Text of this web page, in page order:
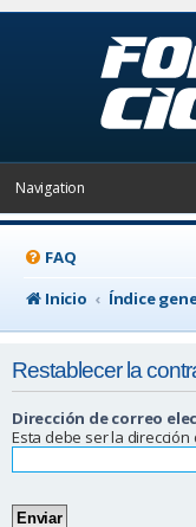
Navigation
FAQ
Inicio
Índice
Restablecer la
Dirección de correo
Esta debe ser la